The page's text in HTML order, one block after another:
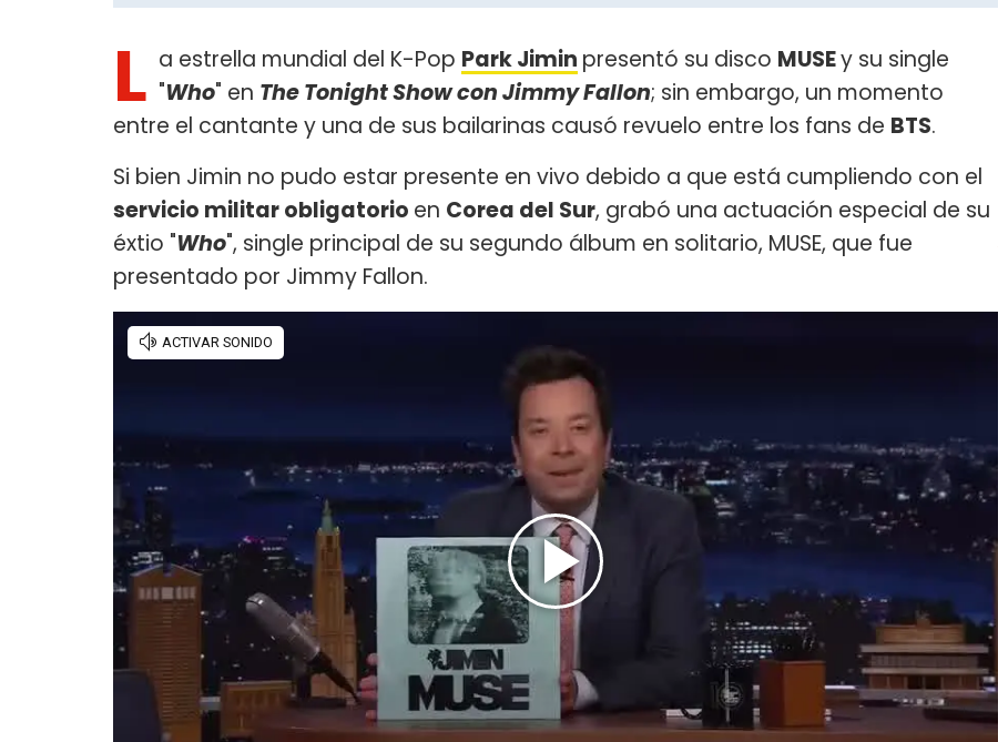
L a estrella mundial del K-Pop Park Jimin presentó su disco MUSEy su single
"Who" en The Tonight Show con Jimmy Fallon; sin embargo, un momento
entre el cantante y una de sus bailarinas causó revuelo entre los fans de BTS.
Si bien Jimin no pudo estar presente en vivo debido a que está cumpliendo con el
servicio militar obligatorio en Corea del Sur, grabó una actuación especial de su
éxtio "Who", single principal de su segundo álbum en solitario, MUSE, que fue
presentado por Jimmy Fallon.